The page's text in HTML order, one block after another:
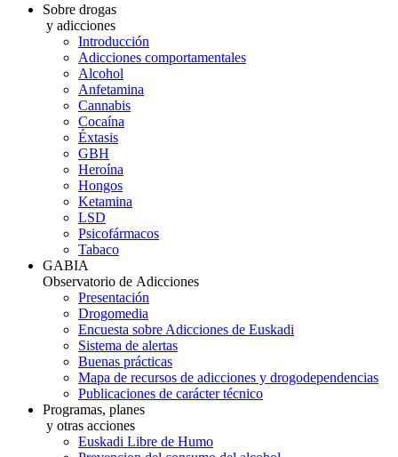
Sobre drogas
y adicciones
Introducción
Adicciones comportamentales
Alcohol
Anfetamina
Cannabis
Cocaína
Éxtasis
GBH
Heroína
Hongos
Ketamina
LSD
Psicofármacos
Tabaco
GABIA
Observatorio de Adicciones
Presentación
Drogomedia
Encuesta sobre Adicciones de Euskadi
Sistema de alertas
Buenas prácticas
Mapa de recursos de adicciones y drogodependencias
Publicaciones de carácter técnico
Programas, planes
y otras acciones
Euskadi Libre de Humo